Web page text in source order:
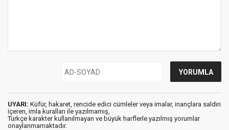
UYARI: Küfür, hakaret, rencide edici cümleler veya imalar, inançlara saldırı
içeren, imla kuralları ile yazılmamış,
Türkçe karakter kullanılmayan ve büyük harflerle yazılmış yorumlar
onaylanmamaktadır.